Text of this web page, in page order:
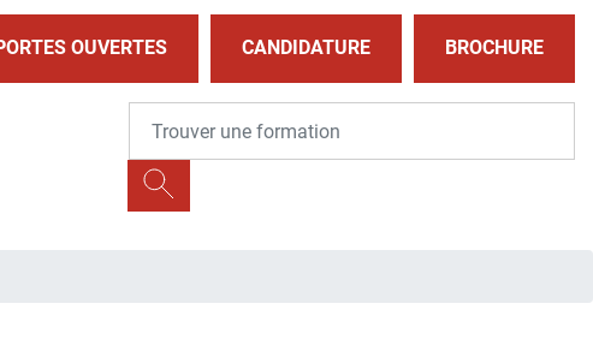
OUVERTES CANDIDATURE BROCHURE